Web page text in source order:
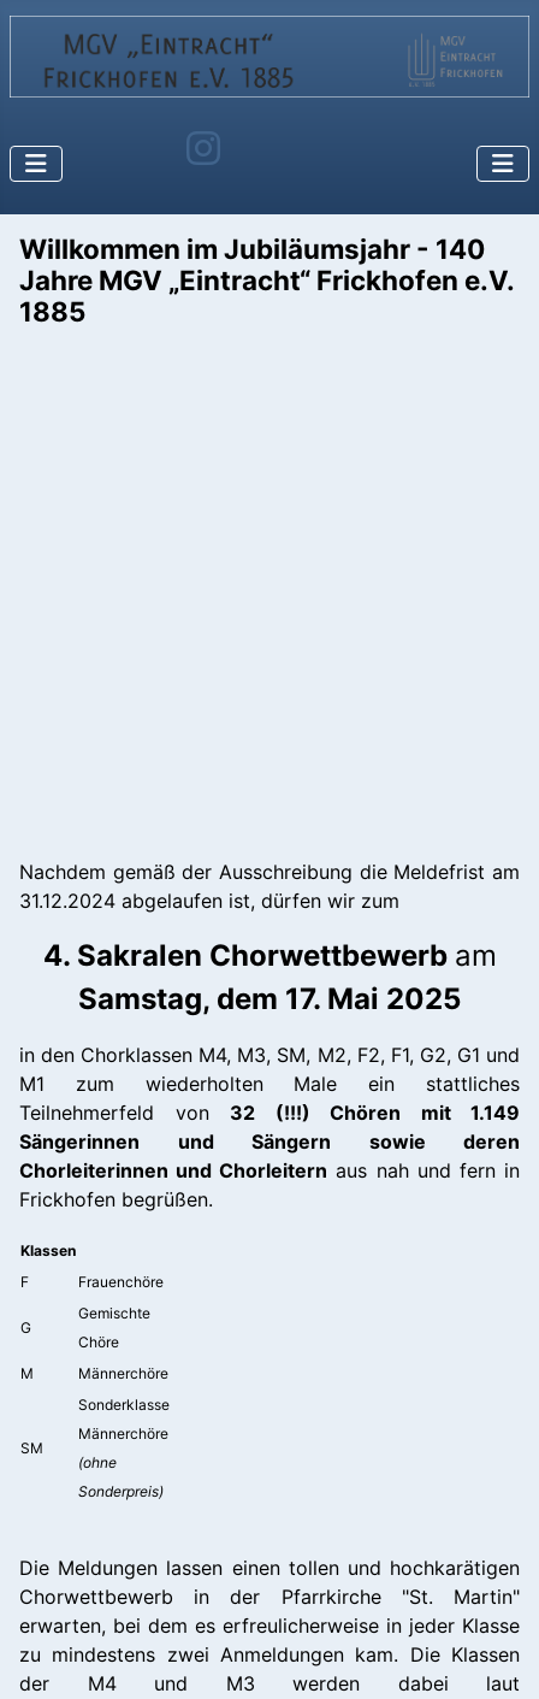
Willkommen im Jubiläumsjahr - 140
Jahre MGV „Eintracht“ Frickhofen e.V.
1885
Nachdem gemäß der Ausschreibung die Meldefrist am
31.12.2024 abgelaufen ist, dürfen wir zum
4. Sakralen Chorwettbewerb am
Samstag, dem 17. Mai 2025
in den Chorklassen M4, M3, SM, M2, F2, F1, G2, G1 und
M1 zum wiederholten Male ein stattliches
Teilnehmerfeld von 32 (!!!) Chören mit 1.149
Sängerinnen und Sängern sowie deren
Chorleiterinnen und Chorleitern aus nah und fern in
Frickhofen begrüßen.
Klassen
F
Frauenchöre
G
Gemischte
Chöre
M
Männerchöre
SM
Sonderklasse
Männerchöre
(ohne
Sonderpreis)
Die Meldungen lassen einen tollen und hochkarätigen
Chorwettbewerb in der Pfarrkirche "St. Martin"
erwarten, bei dem es erfreulicherweise in jeder Klasse
zu mindestens zwei Anmeldungen kam. Die Klassen
der M4 und M3 werden dabei laut